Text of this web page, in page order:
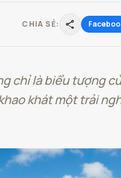
CHIA SẺ: share
chỉ là biểu tượng
khát một trải